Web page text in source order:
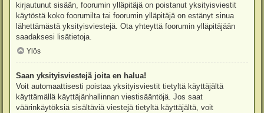
kirjautunut sisään, foorumin ylläpitäjä on poistanut yksityisviestit
käytöstä koko foorumilta tai foorumin ylläpitäjä on estänyt sinua
lähettämästä yksityisviestejä. Ota yhteyttä foorumin ylläpitäjään
saadaksesi lisätietoja.
Ylös
Saan yksityisviestejä joita en halua!
Voit automaattisesti poistaa yksityisviestit tietyltä käyttäjältä
käyttämällä käyttäjänhallinnan viestisääntöjä. Jos saat
väärinkäytöksiä sisältäviä viestejä tietyltä käyttäjältä, voit